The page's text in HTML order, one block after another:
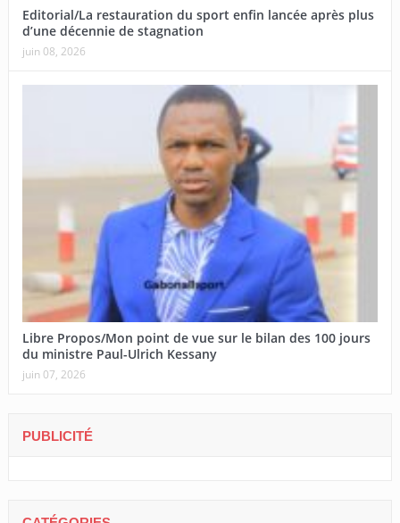
Editorial/La restauration du sport enfin lancée après plus
d’une décennie de stagnation
juin 08, 2026
Libre Propos/Mon point de vue sur le bilan des 100 jours
du ministre Paul-Ulrich Kessany
juin 07, 2026
PUBLICITÉ